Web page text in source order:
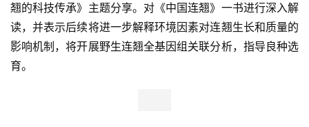
翘的科技传承》主题分享。对《中国连翘》一书进行深入解
读，并表示后续将进一步解释环境因素对连翘生长和质量的
影响机制，将开展野生连翘全基因组关联分析，指导良种选
育。